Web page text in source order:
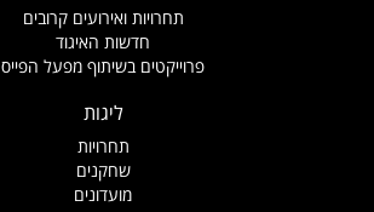
תחרויות ואירועים קרובים
חדשות האיגוד
פרוייקטים בשיתוף מפעל הפייס
ליגות
תחרויות
שחקנים
מועדונים